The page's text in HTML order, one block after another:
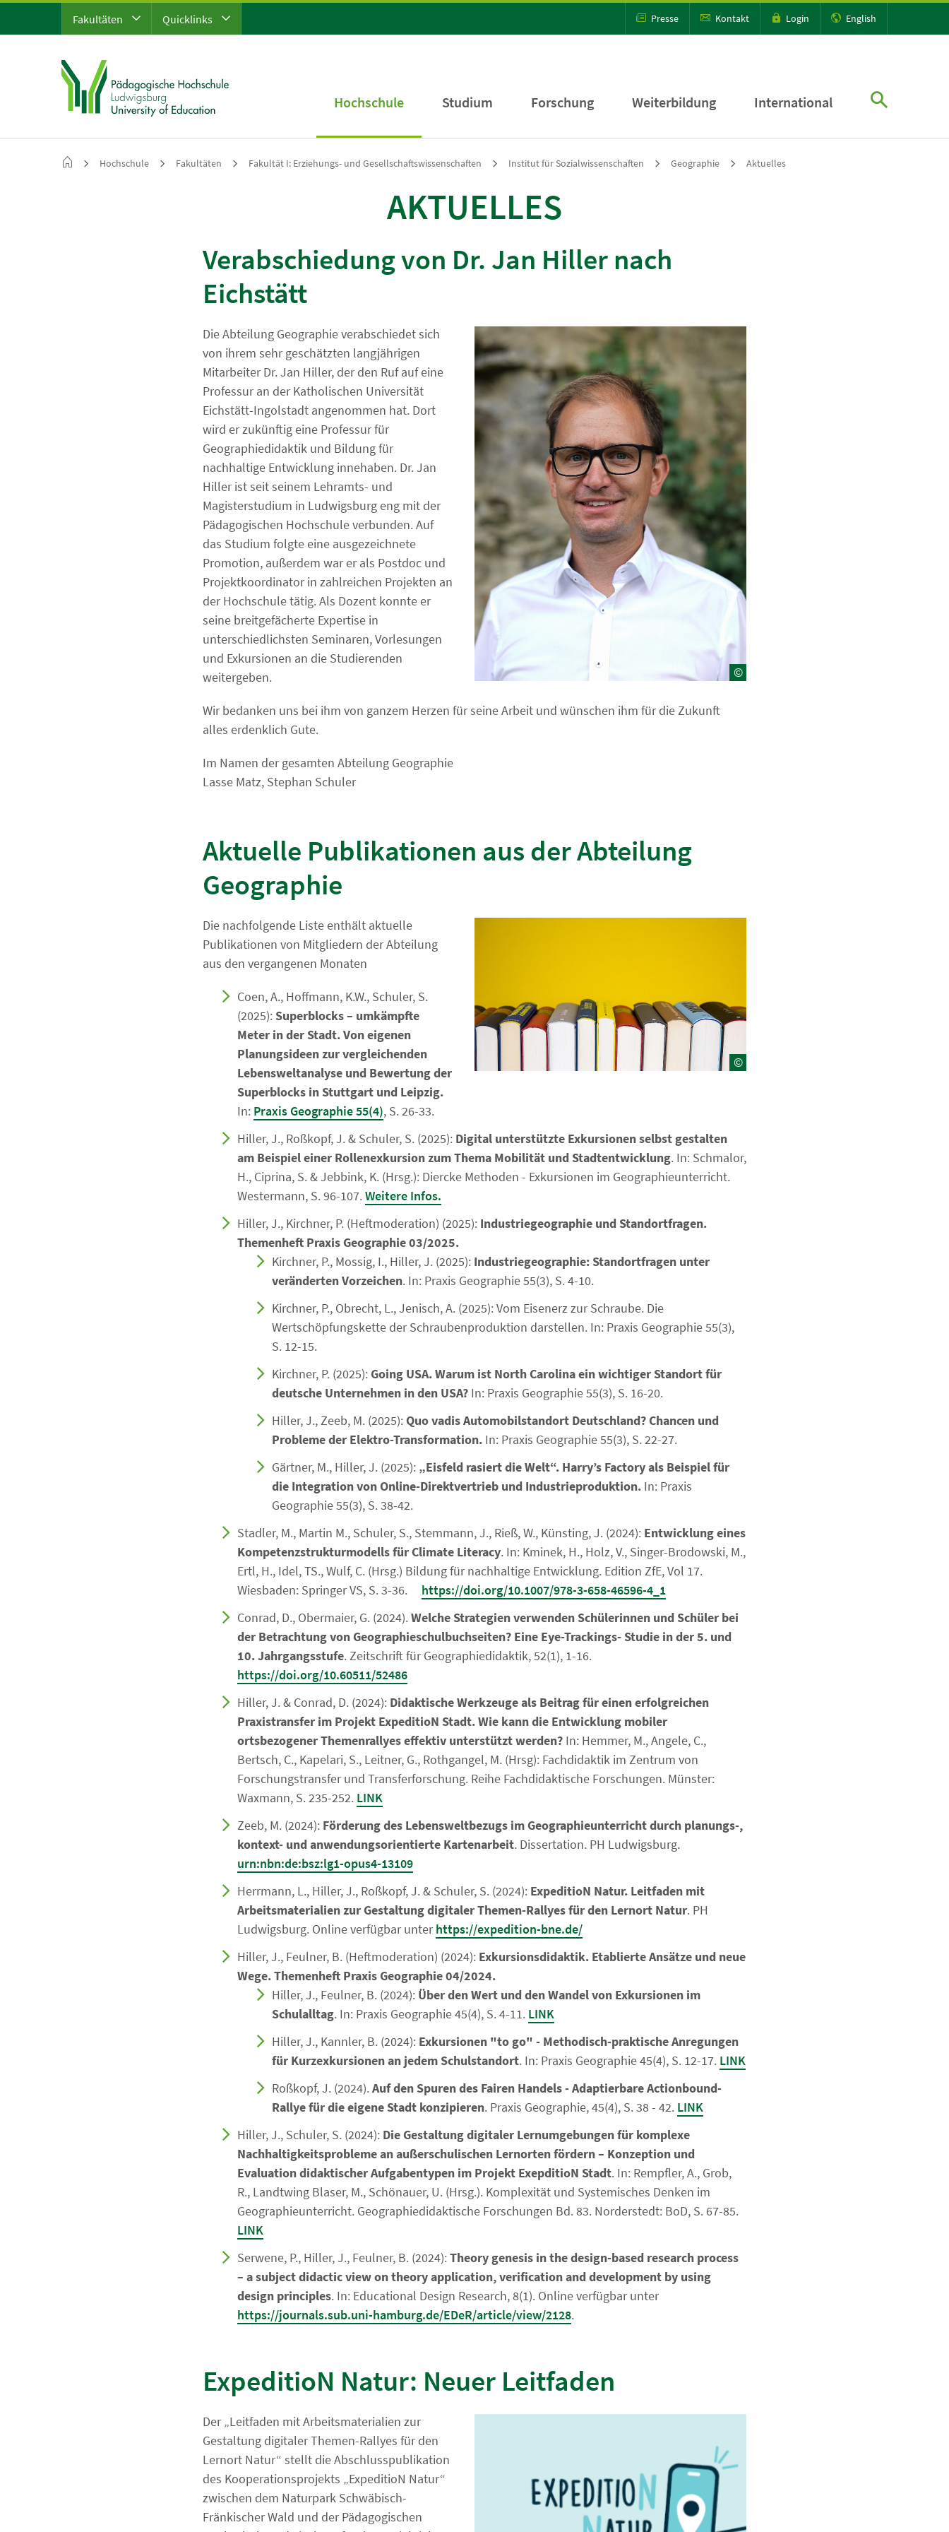
Fakultäten Quicklinks Presse Kontakt Login English
Hochschule Studium Forschung Weiterbildung International
Hochschule Fakultäten Fakultät I: Erziehungs- und Gesellschaftswissenschaften Institut für Sozialwissenschaften Geographie Aktuelles
AKTUELLES
Verabschiedung von Dr. Jan Hiller nach
Eichstätt
©
Die Abteilung Geographie verabschiedet sich
von ihrem sehr geschätzten langjährigen
Mitarbeiter Dr. Jan Hiller, der den Ruf auf eine
Professur an der Katholischen Universität
Eichstätt-Ingolstadt angenommen hat. Dort
wird er zukünftig eine Professur für
Geographiedidaktik und Bildung für
nachhaltige Entwicklung innehaben. Dr. Jan
Hiller ist seit seinem Lehramts- und
Magisterstudium in Ludwigsburg eng mit der
Pädagogischen Hochschule verbunden. Auf
das Studium folgte eine ausgezeichnete
Promotion, außerdem war er als Postdoc und
Projektkoordinator in zahlreichen Projekten an
der Hochschule tätig. Als Dozent konnte er
seine breitgefächerte Expertise in
unterschiedlichsten Seminaren, Vorlesungen
und Exkursionen an die Studierenden
weitergeben.
Wir bedanken uns bei ihm von ganzem Herzen für seine Arbeit und wünschen ihm für die Zukunft
alles erdenklich Gute.
Im Namen der gesamten Abteilung Geographie
Lasse Matz, Stephan Schuler
Aktuelle Publikationen aus der Abteilung
Geographie
©
Die nachfolgende Liste enthält aktuelle
Publikationen von Mitgliedern der Abteilung
aus den vergangenen Monaten
Coen, A., Hoffmann, K.W., Schuler, S.
(2025): Superblocks – umkämpfte
Meter in der Stadt. Von eigenen
Planungsideen zur vergleichenden
Lebensweltanalyse und Bewertung der
Superblocks in Stuttgart und Leipzig.
In: Praxis Geographie 55(4), S. 26-33.
Hiller, J., Roßkopf, J. & Schuler, S. (2025): Digital unterstützte Exkursionen selbst gestalten
am Beispiel einer Rollenexkursion zum Thema Mobilität und Stadtentwicklung. In: Schmalor,
H., Ciprina, S. & Jebbink, K. (Hrsg.): Diercke Methoden - Exkursionen im Geographieunterricht.
Westermann, S. 96-107.Weitere Infos.
Hiller, J., Kirchner, P. (Heftmoderation) (2025): Industriegeographie und Standortfragen.
Themenheft Praxis Geographie 03/2025.
Kirchner, P., Mossig, I., Hiller, J. (2025): Industriegeographie: Standortfragen unter
veränderten Vorzeichen. In: Praxis Geographie 55(3), S. 4-10.
Kirchner, P., Obrecht, L., Jenisch, A. (2025): Vom Eisenerz zur Schraube. Die
Wertschöpfungskette der Schraubenproduktion darstellen. In: Praxis Geographie 55(3),
S. 12-15.
Kirchner, P. (2025): Going USA. Warum ist North Carolina ein wichtiger Standort für
deutsche Unternehmen in den USA? In: Praxis Geographie 55(3), S. 16-20.
Hiller, J., Zeeb, M. (2025):Quo vadis Automobilstandort Deutschland? Chancen und
Probleme der Elektro-Transformation. In: Praxis Geographie 55(3), S. 22-27.
Gärtner, M., Hiller, J. (2025): „Eisfeld rasiert die Welt“. Harry’s Factory als Beispiel für
die Integration von Online-Direktvertrieb und Industrieproduktion. In: Praxis
Geographie 55(3), S. 38-42.
Stadler, M., Martin M., Schuler, S., Stemmann, J., Rieß, W., Künsting, J. (2024): Entwicklung eines
Kompetenzstrukturmodells für Climate Literacy. In: Kminek, H., Holz, V., Singer-Brodowski, M.,
Ertl, H., Idel, TS., Wulf, C. (Hrsg.) Bildung für nachhaltige Entwicklung. Edition ZfE, Vol 17.
Wiesbaden: Springer VS, S. 3-36. https://doi.org/10.1007/978-3-658-46596-4_1
Conrad, D., Obermaier, G. (2024).Welche Strategien verwenden Schülerinnen und Schüler bei
der Betrachtung von Geographieschulbuchseiten? Eine Eye-Trackings- Studie in der 5. und
10. Jahrgangsstufe. Zeitschrift für Geographiedidaktik, 52(1), 1-16.
https://doi.org/10.60511/52486
Hiller, J. & Conrad, D. (2024): Didaktische Werkzeuge als Beitrag für einen erfolgreichen
Praxistransfer im Projekt ExpeditioN Stadt. Wie kann die Entwicklung mobiler
ortsbezogener Themenrallyes effektiv unterstützt werden? In: Hemmer, M., Angele, C.,
Bertsch, C., Kapelari, S., Leitner, G., Rothgangel, M. (Hrsg): Fachdidaktik im Zentrum von
Forschungstransfer und Transferforschung. Reihe Fachdidaktische Forschungen. Münster:
Waxmann, S. 235-252. LINK
Zeeb, M. (2024): Förderung des Lebensweltbezugs im Geographieunterricht durch planungs-,
kontext- und anwendungsorientierte Kartenarbeit. Dissertation. PH Ludwigsburg.
urn:nbn:de:bsz:lg1-opus4-13109
Herrmann, L., Hiller, J., Roßkopf, J. & Schuler, S. (2024): ExpeditioN Natur. Leitfaden mit
Arbeitsmaterialien zur Gestaltung digitaler Themen-Rallyes für den Lernort Natur. PH
Ludwigsburg. Online verfügbar unterhttps://expedition-bne.de/
Hiller, J., Feulner, B. (Heftmoderation) (2024): Exkursionsdidaktik. Etablierte Ansätze und neue
Wege. Themenheft Praxis Geographie 04/2024.
Hiller, J., Feulner, B. (2024): Über den Wert und den Wandel von Exkursionen im
Schulalltag. In: Praxis Geographie 45(4), S. 4-11. LINK
Hiller, J., Kannler, B. (2024): Exkursionen "to go" - Methodisch-praktische Anregungen
für Kurzexkursionen an jedem Schulstandort. In: Praxis Geographie 45(4), S. 12-17. LINK
Roßkopf, J. (2024).Auf den Spuren des Fairen Handels - Adaptierbare Actionbound-
Rallye für die eigene Stadt konzipieren. Praxis Geographie, 45(4), S. 38 - 42. LINK
Hiller, J., Schuler, S. (2024): Die Gestaltung digitaler Lernumgebungen für komplexe
Nachhaltigkeitsprobleme an außerschulischen Lernorten fördern – Konzeption und
Evaluation didaktischer Aufgabentypen im Projekt ExepditioN Stadt. In: Rempfler, A., Grob,
R., Landtwing Blaser, M., Schönauer, U. (Hrsg.). Komplexität und Systemisches Denken im
Geographieunterricht. Geographiedidaktische Forschungen Bd. 83. Norderstedt: BoD, S. 67-85.
LINK
Serwene, P., Hiller, J., Feulner, B. (2024):Theory genesis in the design-based research process
– a subject didactic view on theory application, verification and development by using
design principles. In: Educational Design Research, 8(1). Online verfügbar unter
https://journals.sub.uni-hamburg.de/EDeR/article/view/2128.
ExpeditioN Natur: Neuer Leitfaden
Der „Leitfaden mit Arbeitsmaterialien zur
Gestaltung digitaler Themen-Rallyes für den
Lernort Natur“ stellt die Abschlusspublikation
des Kooperationsprojekts „ExpeditioN Natur“
zwischen dem Naturpark Schwäbisch-
Fränkischer Wald und der Pädagogischen